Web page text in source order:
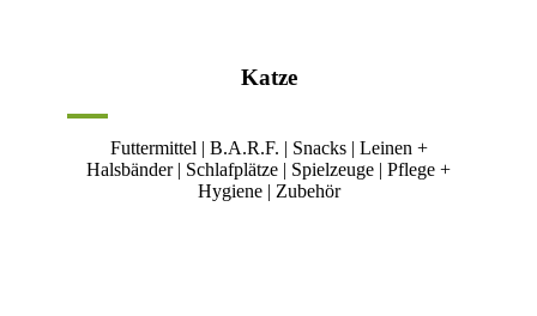
Katze
Futtermittel | B.A.R.F. | Snacks | Leinen +
Halsbänder | Schlafplätze | Spielzeuge | Pflege +
Hygiene | Zubehör